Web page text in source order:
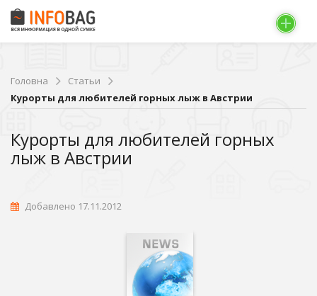
Головна
Статьи
Курорты для любителей горных лыж в Австрии
Курорты для любителей горных
лыж в Австрии
Добавлено 17.11.2012